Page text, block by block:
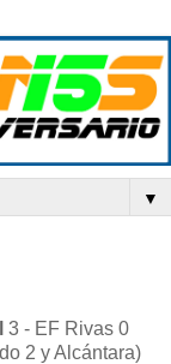
▼
3 - EF Rivas 0
2 y Alcántara)